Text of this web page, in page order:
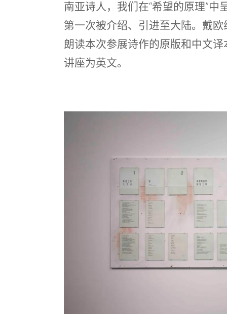
南亚诗人，我们在“希望的原理”
第一次被介绍、引进至大陆。戴
朗读本次参展诗作的原版和中文
讲座为英文。